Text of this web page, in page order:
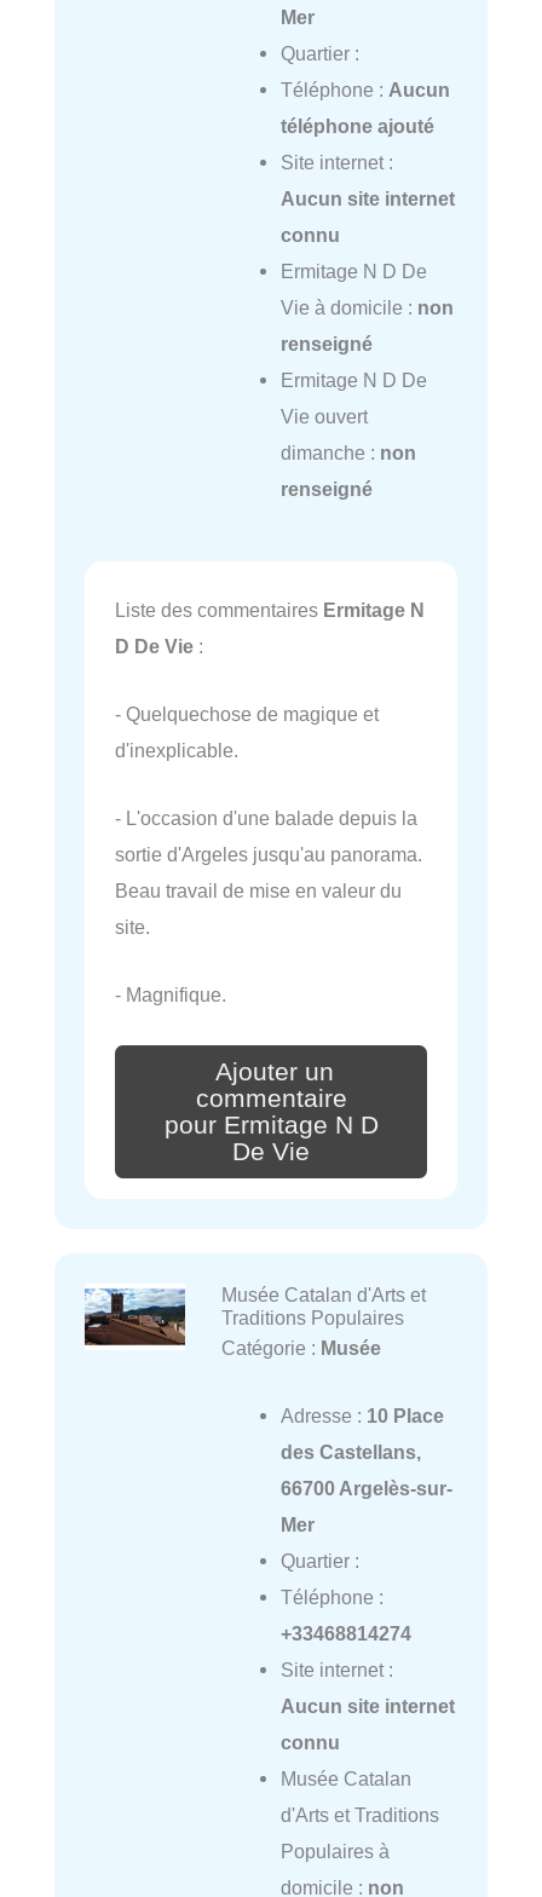
Mer
Quartier :
Téléphone : Aucun
téléphone ajouté
Site internet :
Aucun site internet
connu
Ermitage N D De
Vie à domicile : non
renseigné
Ermitage N D De
Vie ouvert
dimanche : non
renseigné
Liste des commentaires Ermitage N
D De Vie :
- Quelquechose de magique et
d'inexplicable.
- L'occasion d'une balade depuis la
sortie d'Argeles jusqu'au panorama.
Beau travail de mise en valeur du
site.
- Magnifique.
Ajouter un
commentaire
pour Ermitage N D
De Vie
Musée Catalan d'Arts et
Traditions Populaires
Catégorie : Musée
Adresse : 10 Place
des Castellans,
66700 Argelès-sur-
Mer
Quartier :
Téléphone :
+33468814274
Site internet :
Aucun site internet
connu
Musée Catalan
d'Arts et Traditions
Populaires à
domicile : non